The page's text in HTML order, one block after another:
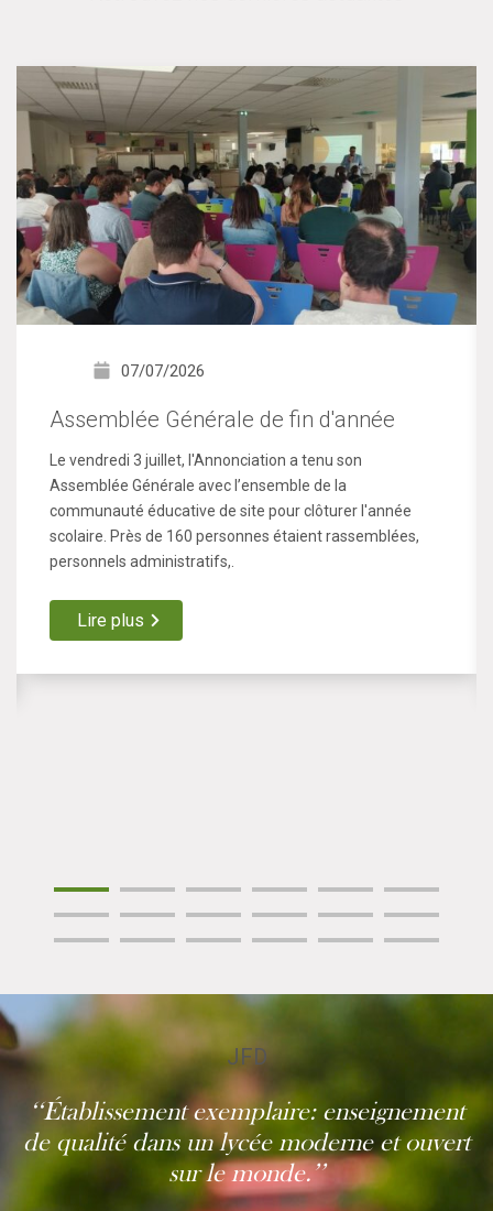
07/07/2026
Assemblée Générale de fin d'année
Le vendredi 3 juillet, l'Annonciation a tenu son
Assemblée Générale avec l’ensemble de la
communauté éducative de site pour clôturer l'année
scolaire. Près de 160 personnes étaient rassemblées,
personnels administratifs,.
Lire plus
JFD
‘‘Établissement exemplaire: enseignement
de qualité dans un lycée moderne et ouvert
sur le monde.’’